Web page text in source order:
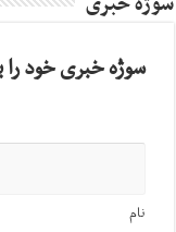
سوژه خبری خود را
نام